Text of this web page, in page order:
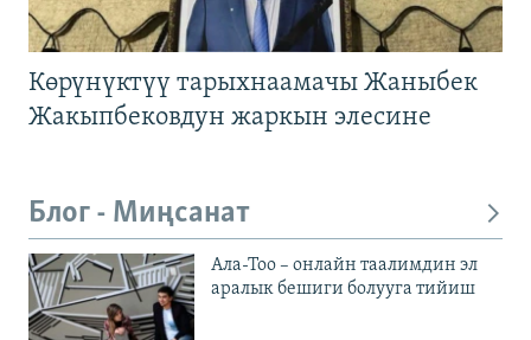
Көрүнүктүү тарыхнаамачы Жаныбек
Жакыпбековдун жаркын элесине
Блог - Миңсанат
Ала-Тоо – онлайн таалимдин эл
аралык бешиги болууга тийиш